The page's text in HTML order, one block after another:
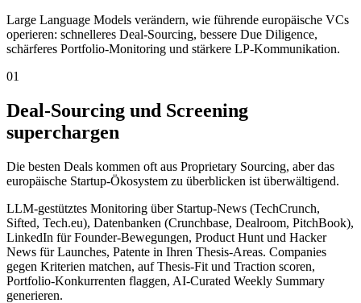
Large Language Models verändern, wie führende europäische VCs
operieren: schnelleres Deal-Sourcing, bessere Due Diligence,
schärferes Portfolio-Monitoring und stärkere LP-Kommunikation.
01
Deal-Sourcing und Screening
superchargen
Die besten Deals kommen oft aus Proprietary Sourcing, aber das
europäische Startup-Ökosystem zu überblicken ist überwältigend.
LLM-gestütztes Monitoring über Startup-News (TechCrunch,
Sifted, Tech.eu), Datenbanken (Crunchbase, Dealroom, PitchBook),
LinkedIn für Founder-Bewegungen, Product Hunt und Hacker
News für Launches, Patente in Ihren Thesis-Areas. Companies
gegen Kriterien matchen, auf Thesis-Fit und Traction scoren,
Portfolio-Konkurrenten flaggen, AI-Curated Weekly Summary
generieren.